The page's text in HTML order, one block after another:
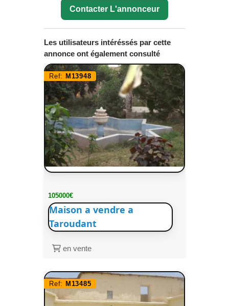
Contacter L'annonceur
Les utilisateurs intéréssés par cette
annonce ont également consulté
Ref: M13948
105000€
Maison a vendre a
Taroudant
en vente
Ref: M13485